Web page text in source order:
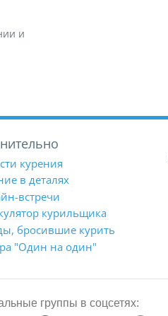
и
курения
в деталях
встречи
курильщика
бросившие курить
"Один на один"
группы в соцсетях: